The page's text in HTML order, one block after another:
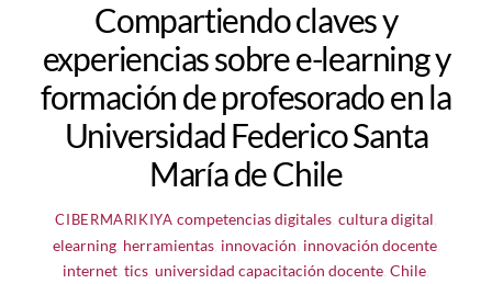
Compartiendo claves y
experiencias sobre e-learning y
formación de profesorado en la
Universidad Federico Santa
María de Chile
CIBERMARIKIYA competencias digitales, cultura digital
elearning, herramientas, innovación innovación docente,
internet tics universidad capacitación docente Chile